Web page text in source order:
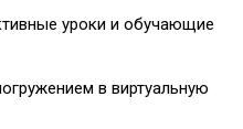
уроки и обучающие
в виртуальную